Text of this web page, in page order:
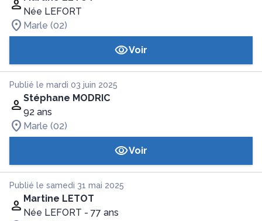
Née LEFORT
Marle (02)
Voir
Publié le mardi 03 juin 2025
Stéphane MODRIC
92 ans
Marle (02)
Voir
Publié le samedi 31 mai 2025
Martine LETOT
Née LEFORT - 77 ans